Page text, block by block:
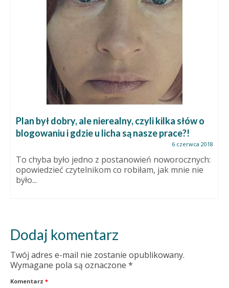
Plan był dobry, ale nierealny, czyli kilka słów o
blogowaniu i gdzie u licha są nasze prace?!
6 czerwca 2018
To chyba było jedno z postanowień noworocznych:
opowiedzieć czytelnikom co robiłam, jak mnie nie
było...
Dodaj komentarz
Twój adres e-mail nie zostanie opublikowany.
Wymagane pola są oznaczone *
Komentarz *